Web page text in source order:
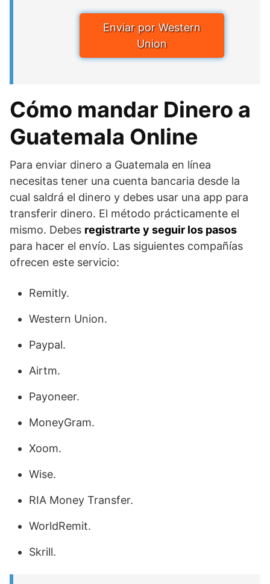
Enviar por Western
Union
Cómo mandar Dinero a
Guatemala Online
Para enviar dinero a Guatemala en línea
necesitas tener una cuenta bancaria desde la
cual saldrá el dinero y debes usar una app para
transferir dinero. El método prácticamente el
mismo. Debes registrarte y seguir los pasos
para hacer el envío. Las siguientes compañías
ofrecen este servicio:
Remitly.
Western Union.
Paypal.
Airtm.
Payoneer.
MoneyGram.
Xoom.
Wise.
RIA Money Transfer.
WorldRemit.
Skrill.